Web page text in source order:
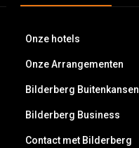
Onze hotels
Onze Arrangementen
Bilderberg Buitenkansen
Bilderberg Business
Contact met Bilderberg